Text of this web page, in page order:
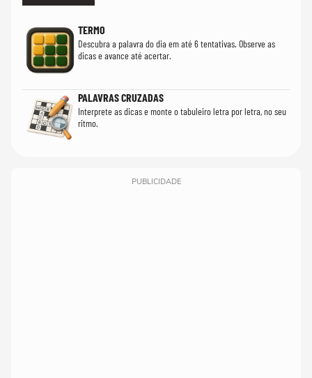
TERMO
Descubra a palavra do dia em até 6 tentativas. Observe as
dicas e avance até acertar.
PALAVRAS CRUZADAS
Interprete as dicas e monte o tabuleiro letra por letra, no seu
ritmo.
PUBLICIDADE